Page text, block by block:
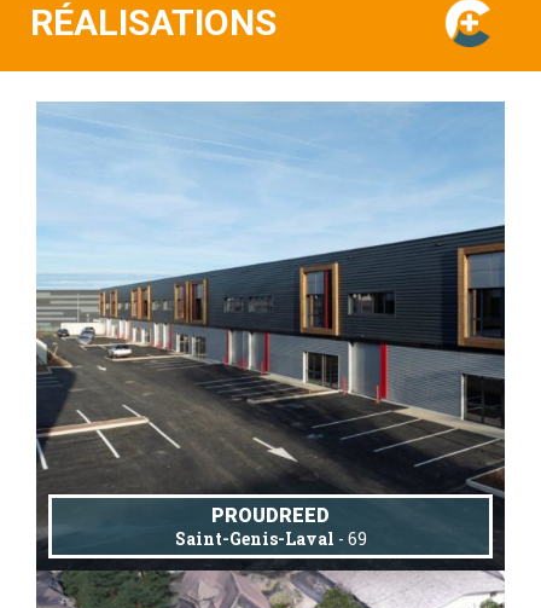
RÉALISATIONS
PROUDREED
Saint-Genis-Laval - 69